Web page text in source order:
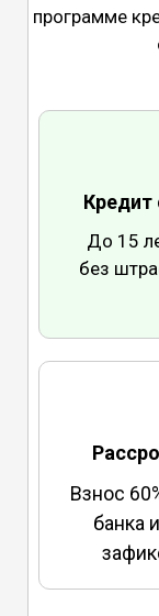
программе
До 15
без
Кредит
Взнос
банка